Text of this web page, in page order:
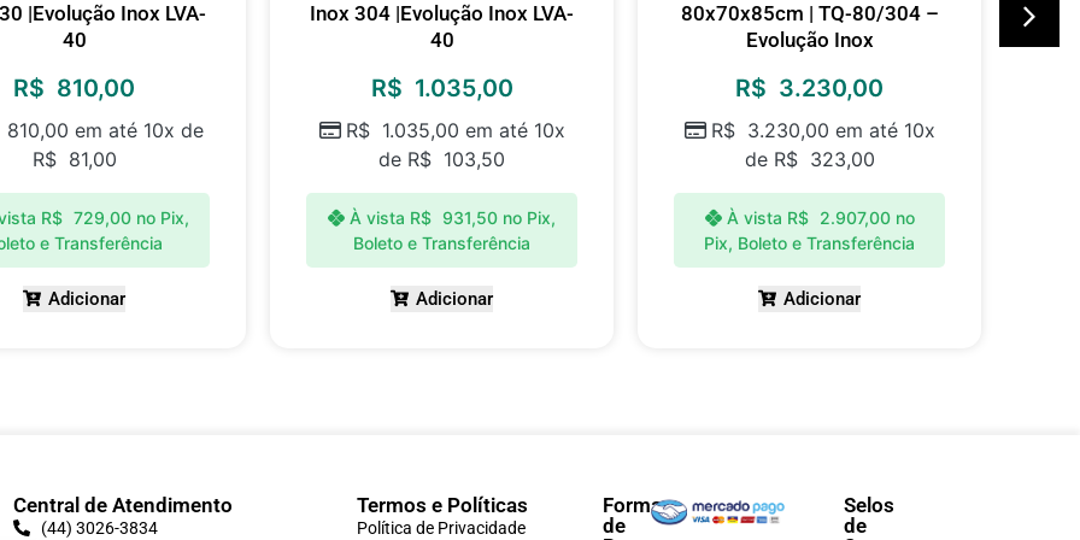
|Evolução Inox LVA-
40
R$ 810,00
810,00 em até 10x de
R$ 81,00
R$ 729,00 no Pix,
e Transferência
Adicionar
Inox 304 |Evolução Inox LVA-
40
R$ 1.035,00
R$ 1.035,00 em até 10x
de R$ 103,50
À vista R$ 931,50 no Pix,
Boleto e Transferência
Adicionar
80x70x85cm | TQ-80/304 –
Evolução Inox
R$ 3.230,00
R$ 3.230,00 em até 10x
de R$ 323,00
À vista R$ 2.907,00 no
Pix, Boleto e Transferência
Adicionar
Central de Atendimento
(44) 3026-3834
Termos e Políticas
Política de Privacidade
Forma
de
Selos
de